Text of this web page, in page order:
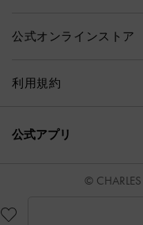
公式オンラインストア
利用規約
公式アプリ
©